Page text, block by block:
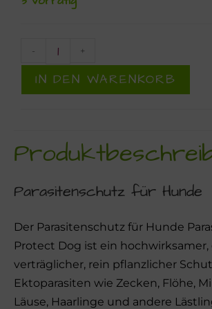
- +
IN DEN WARENKORB
Parasitenschutz für Hunde
Der Parasitenschutz für Hunde
Protect Dog ist ein hochwirksamer,
verträglicher, rein pflanzlicher
Ektoparasiten wie Zecken, Flöhe,
Läuse, Haarlinge und andere